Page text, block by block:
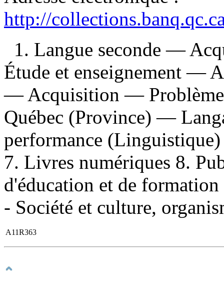
http://
1. Langue seconde —
Étude et enseignement —
— Acquisition —
Québec (Province) —
performance
7. Livres numériques 8.
d'éducation et de
- Société et culture,
A11R363